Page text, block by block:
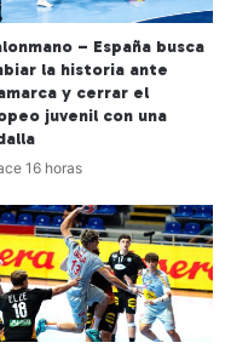
– España busca
la historia ante
y cerrar el
juvenil con una
16 horas